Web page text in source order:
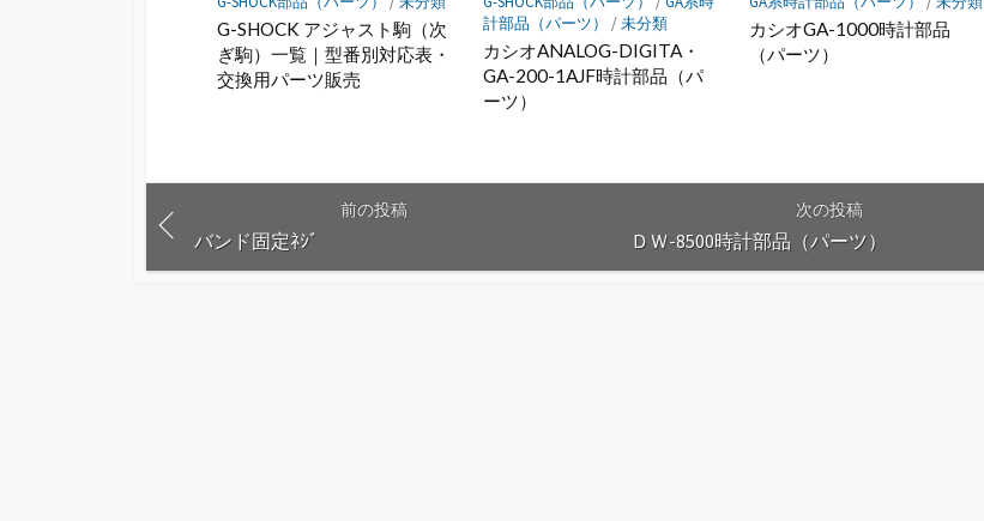
G-SHOCK アジャスト駒（次
ぎ駒）一覧｜型番別対応表・
交換用パーツ販売
計部品（パーツ）
/未分類
カシオANALOG-DIGITA・
GA-200-1AJF時計部品（パ
ーツ）
カシオGA-1000時計部品
（パーツ）
前の投稿
バンド固定ﾈｼﾞ
次の投稿
ＤＷ-8500時計部品（パーツ）